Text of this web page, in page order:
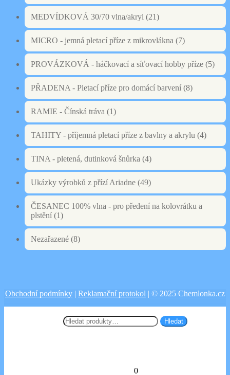
MEDVÍDKOVÁ 30/70 vlna/akryl (21)
MICRO - jemná pletací příze z mikrovlákna (7)
PROVÁZKOVÁ - háčkovací a síťovací hobby příze (5)
PŘADENA - Pletací příze pro domácí barvení (8)
RAMIE - Čínská tráva (1)
TAHITY - příjemná pletací příze z bavlny a akrylu (4)
TINA - pletená, dutinková šnůrka (4)
Ukázky výrobků z přízí Ariadne (49)
ČESANEC 100% vlna - pro předení na kolovrátku a
plstění (1)
Nezařazené (8)
Obchodní podmínky | Reklamační protokol | © 2025 Chemlonka.cz
Hledat:
Hledat
0